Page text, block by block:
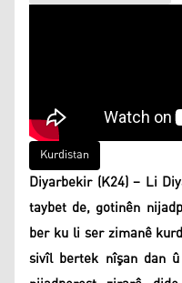
Kurdistan
Diyarbekir (K24) – Li
taybet de, gotinên
ber ku li ser zimanê
sivîl bertek nîşan dan